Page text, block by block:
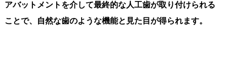
アバットメントを介して最終的な人工歯が取り付けられる
ことで、自然な歯のような機能と見た目が得られます。